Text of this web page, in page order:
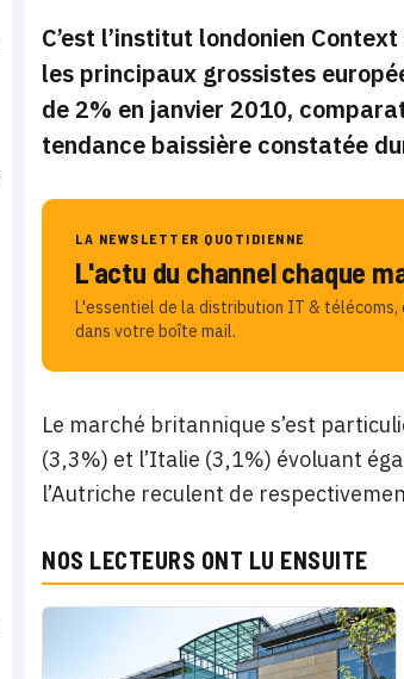
C’est l’institut londonien
les principaux grossistes
de 2% en janvier 2010,
tendance baissière constatée
LA NEWSLETTER QUOTIDIENNE
L'actu du channel chaque
L'essentiel de la distribution IT & télécoms,
dans votre boîte mail.
Le marché britannique s’est
(3,3%) et l’Italie (3,1%) évoluant
l’Autriche reculent de
NOS LECTEURS ONT LU ENSUITE